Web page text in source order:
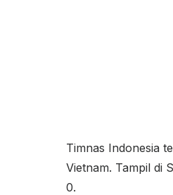
Timnas Indonesia
Vietnam. Tampil di
0.